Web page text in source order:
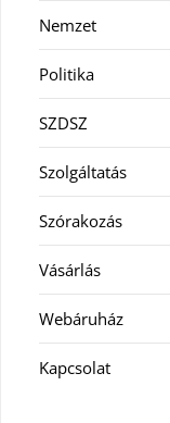
Nemzet
Politika
SZDSZ
Szolgáltatás
Szórakozás
Vásárlás
Webáruház
Kapcsolat